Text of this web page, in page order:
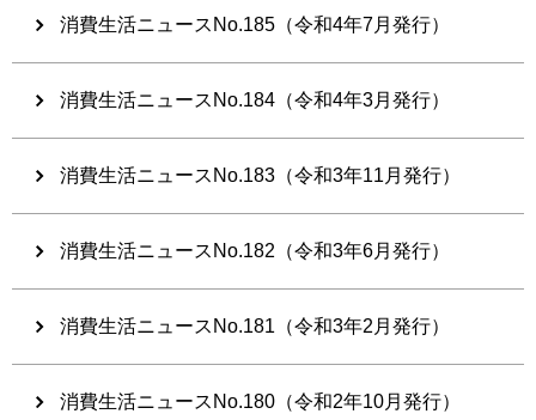
消費生活ニュースNo.185（令和4年7月発行）
消費生活ニュースNo.184（令和4年3月発行）
消費生活ニュースNo.183（令和3年11月発行）
消費生活ニュースNo.182（令和3年6月発行）
消費生活ニュースNo.181（令和3年2月発行）
消費生活ニュースNo.180（令和2年10月発行）